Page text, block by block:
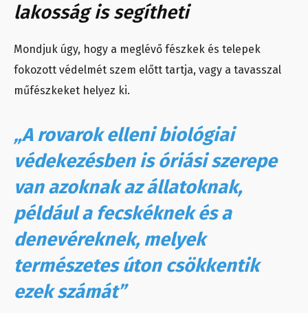
lakosság is segítheti
Mondjuk úgy, hogy a meglévő fészkek és telepek
fokozott védelmét szem előtt tartja, vagy a tavasszal
műfészkeket helyez ki.
„A rovarok elleni biológiai
védekezésben is óriási szerepe
van azoknak az állatoknak,
például a fecskéknek és a
denevéreknek, melyek
természetes úton csökkentik
ezek számát”